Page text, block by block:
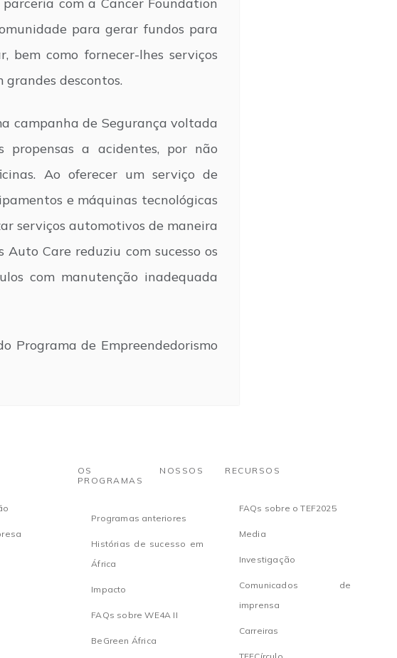
para gerar fundos para
bem como fornecer-lhes serviços
descontos.
campanha de Segurança voltada
propensas a acidentes, por não
Ao oferecer um serviço de
e máquinas tecnológicas
serviços automotivos de maneira
Care reduziu com sucesso os
com manutenção inadequada
Programa de Empreendedorismo
OS NOSSOS
PROGRAMAS
Programas anteriores
Histórias de sucesso em
África
Impacto
FAQs sobre WE4A II
BeGreen África
RECURSOS
FAQs sobre o TEF2025
Media
Investigação
Comunicados de
imprensa
Carreiras